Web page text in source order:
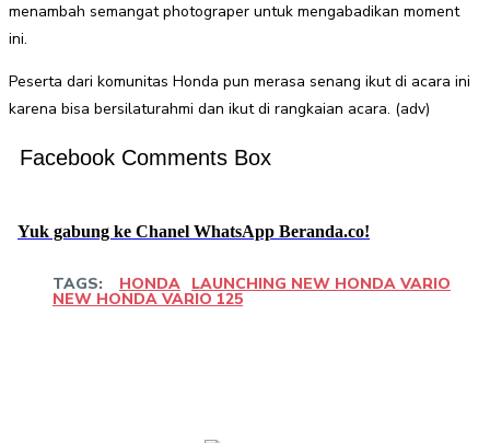
menambah semangat photograper untuk mengabadikan moment
ini.
Peserta dari komunitas Honda pun merasa senang ikut di acara ini
karena bisa bersilaturahmi dan ikut di rangkaian acara. (adv)
Facebook Comments Box
Yuk gabung ke Chanel WhatsApp Beranda.co!
TAGS: HONDA LAUNCHING NEW HONDA VARIO
NEW HONDA VARIO 125